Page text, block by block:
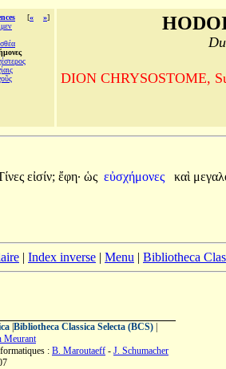
[« »]
DION CHRYSOSTOME,
εἰσίν; ἔφη· ὡς εὐσχήμονες καὶ
| Index inverse | Menu | Bibliotheca
Bibliotheca Classica Selecta (BCS)
Meurant
: B. Maroutaeff - J. Schumacher